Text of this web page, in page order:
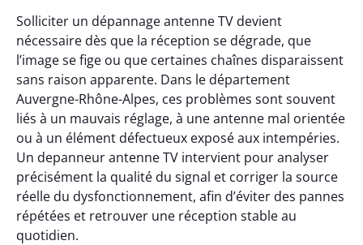
Solliciter un dépannage antenne TV devient
nécessaire dès que la réception se dégrade, que
l’image se fige ou que certaines chaînes disparaissent
sans raison apparente. Dans le département
Auvergne-Rhône-Alpes, ces problèmes sont souvent
liés à un mauvais réglage, à une antenne mal orientée
ou à un élément défectueux exposé aux intempéries.
Un depanneur antenne TV intervient pour analyser
précisément la qualité du signal et corriger la source
réelle du dysfonctionnement, afin d’éviter des pannes
répétées et retrouver une réception stable au
quotidien.